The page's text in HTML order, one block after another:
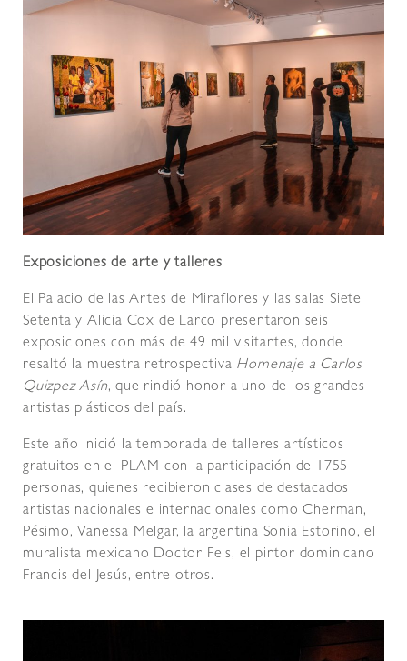
Exposiciones de arte y talleres
El Palacio de las Artes de Miraflores y las salas Siete
Setenta y Alicia Cox de Larco presentaron seis
exposiciones con más de 49 mil visitantes, donde
resaltó la muestra retrospectiva Homenaje a Carlos
Quizpez Asín, que rindió honor a uno de los grandes
artistas plásticos del país.
Este año inició la temporada de talleres artísticos
gratuitos en el PLAM con la participación de 1755
personas, quienes recibieron clases de destacados
artistas nacionales e internacionales como Cherman,
Pésimo, Vanessa Melgar, la argentina Sonia Estorino, el
muralista mexicano Doctor Feis, el pintor dominicano
Francis del Jesús, entre otros.